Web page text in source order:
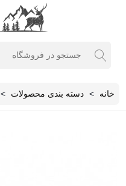
خانه > دسته بندی محصولات >